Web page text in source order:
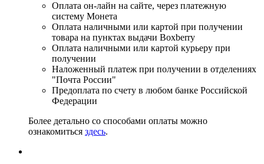
Оплата он-лайн на сайте, через платежную
систему Монета
Оплата наличными или картой при получении
товара на пунктах выдачи Boxberry
Оплата наличными или картой курьеру при
получении
Наложенный платеж при получении в отделениях
"Почта России"
Предоплата по счету в любом банке Российской
Федерации
Более детально со способами оплаты можно
ознакомиться здесь.